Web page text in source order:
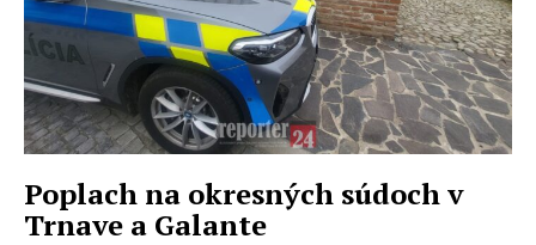
Poplach na okresných súdoch v
Trnave a Galante